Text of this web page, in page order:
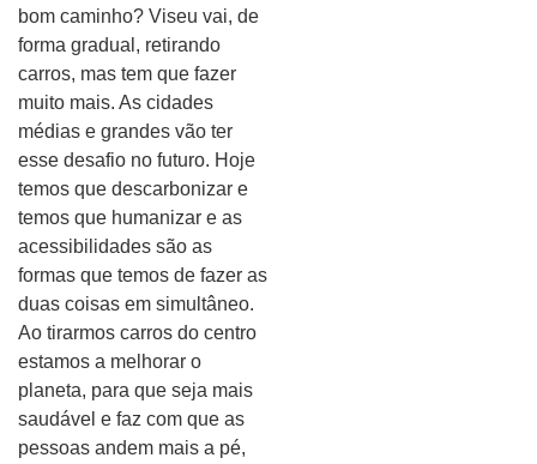
bom caminho? Viseu vai, de
forma gradual, retirando
carros, mas tem que fazer
muito mais. As cidades
médias e grandes vão ter
esse desafio no futuro. Hoje
temos que descarbonizar e
temos que humanizar e as
acessibilidades são as
formas que temos de fazer as
duas coisas em simultâneo.
Ao tirarmos carros do centro
estamos a melhorar o
planeta, para que seja mais
saudável e faz com que as
pessoas andem mais a pé,